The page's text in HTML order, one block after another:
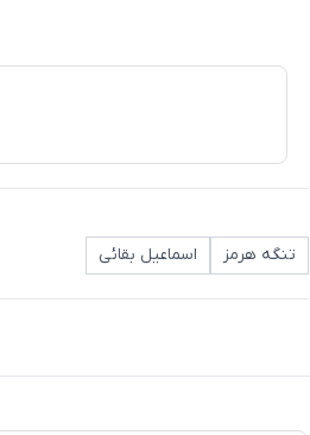
تنگه هرمز اسماعیل بقائی